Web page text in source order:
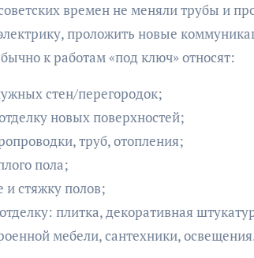
времен не меняли трубы и
проложить новые
к работам «под ключ» относят:
стен/перегородок;
новых поверхностей;
труб, отопления;
пола;
стяжку полов;
плитка, декоративная
мебели, сантехники,